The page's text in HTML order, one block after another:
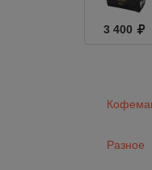
3 400
Разное